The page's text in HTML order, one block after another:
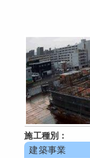
施工種別：
建築事業